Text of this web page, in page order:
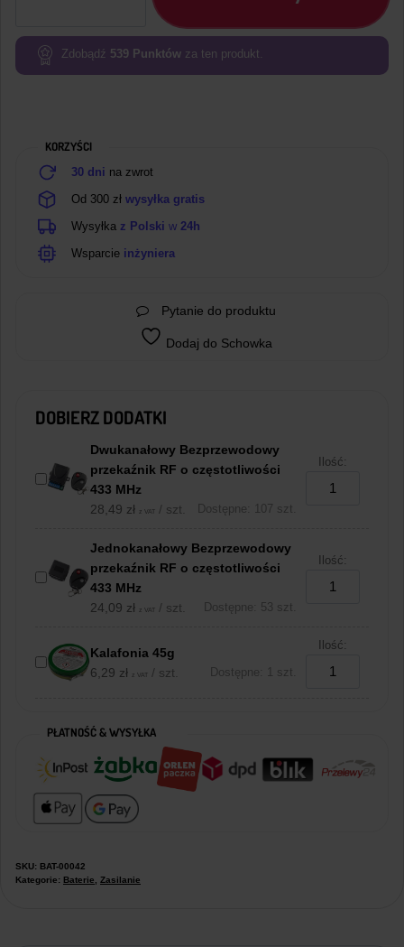
12V
Zdobądź 539 Punktów za ten produkt.
KORZYŚCI
30 dni na zwrot
Od 300 zł wysyłka gratis
Wysyłka z Polski w 24h
Wsparcie inżyniera
Pytanie do produktu
Dodaj do Schowka
DOBIERZ DODATKI
Dwukanałowy Bezprzewodowy
przekaźnik RF o częstotliwości
433 MHz
28,49 zł z VAT / szt. Dostępne: 107 szt.
Ilość:
Jednokanałowy Bezprzewodowy
przekaźnik RF o częstotliwości
433 MHz
24,09 zł z VAT / szt. Dostępne: 53 szt.
Ilość:
Kalafonia 45g
6,29 zł z VAT / szt. Dostępne: 1 szt.
Ilość:
PŁATNOŚĆ & WYSYŁKA
SKU: BAT-00042
Kategorie: Baterie Zasilanie